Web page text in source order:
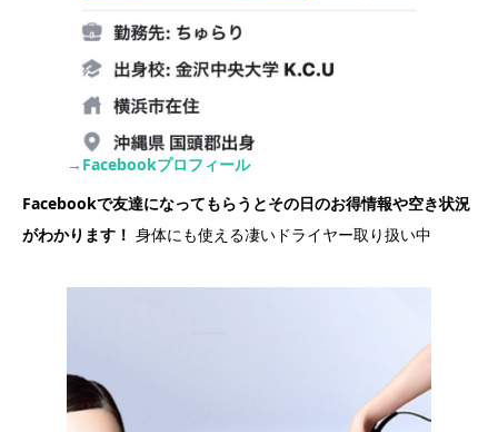
→Facebookプロフィール
Facebookで友達になってもらうとその日のお得情報や空き状況
がわかります！ 身体にも使える凄いドライヤー取り扱い中